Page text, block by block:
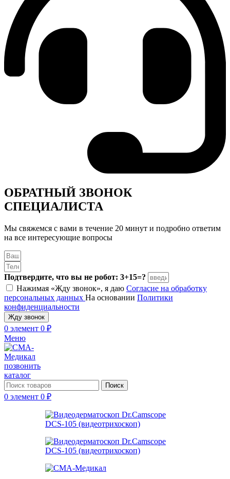
ОБРАТНЫЙ ЗВОНОК
СПЕЦИАЛИСТА
Мы свяжемся с вами в течение 20 минут и подробно ответим
на все интересующие вопросы
Подтвердите, что вы не робот: 3+15=?
Нажимая «Жду звонок», я даю Согласие на обработку
персональных данных На основании Политики
конфиденциальности
Жду звонок
0 элемент 0 ₽
Меню
позвонить
каталог
Поиск
0 элемент 0 ₽